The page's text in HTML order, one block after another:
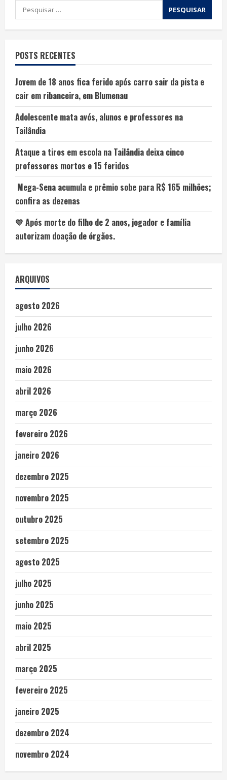
POSTS RECENTES
Jovem de 18 anos fica ferido após carro sair da pista e
cair em ribanceira, em Blumenau
Adolescente mata avós, alunos e professores na
Tailândia
Ataque a tiros em escola na Tailândia deixa cinco
professores mortos e 15 feridos
Mega-Sena acumula e prêmio sobe para R$ 165 milhões;
confira as dezenas
💙 Após morte do filho de 2 anos, jogador e família
autorizam doação de órgãos.
ARQUIVOS
agosto 2026
julho 2026
junho 2026
maio 2026
abril 2026
março 2026
fevereiro 2026
janeiro 2026
dezembro 2025
novembro 2025
outubro 2025
setembro 2025
agosto 2025
julho 2025
junho 2025
maio 2025
abril 2025
março 2025
fevereiro 2025
janeiro 2025
dezembro 2024
novembro 2024